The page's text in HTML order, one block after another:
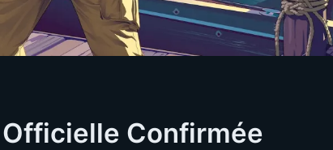
Officielle Confirmée